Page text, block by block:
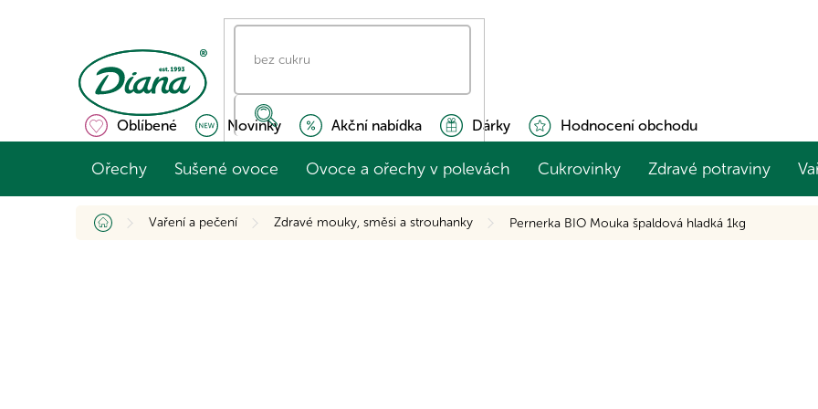
Oblíbené Novinky Akční nabídka Dárky Hodnocení obchodu
Ořechy Sušené ovoce Ovoce a ořechy v polevách Cukrovinky Zdravé potraviny
Domů Vaření a pečení Zdravé mouky, směsi a strouhanky Pernerka BIO Mouka špaldová hladká 1kg